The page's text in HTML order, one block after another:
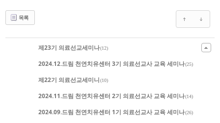
목록
제23기 의료선교세미나(12)
2024.12.드림 천연치유센터 3기 의료선교사 교육 세미나(25)
제22기 의료선교세미니(10)
2024.11.드림 천연치유센터 2기 의료선교사 교육 세미나(14)
2024.09.드림 천연치유센터 1기 의료선교사 교육 세미나(26)